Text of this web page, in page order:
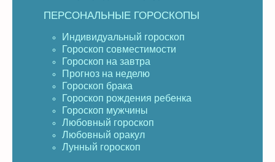
ПЕРСОНАЛЬНЫЕ ГОРОСКОПЫ
Индивидуальный гороскоп
Гороскоп совместимости
Гороскоп на завтра
Прогноз на неделю
Гороскоп брака
Гороскоп рождения ребенка
Гороскоп мужчины
Любовный гороскоп
Любовный оракул
Лунный гороскоп